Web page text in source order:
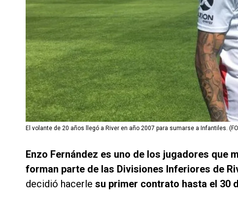
El volante de 20 años llegó a River en año 2007 para sumarse a Infantiles.
Enzo Fernández es uno de los jugadores que
forman parte de las Divisiones Inferiores de
decidió hacerle su primer contrato hasta el 30